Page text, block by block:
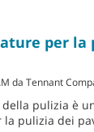
per la
da Tennant
pulizia è
pulizia dei